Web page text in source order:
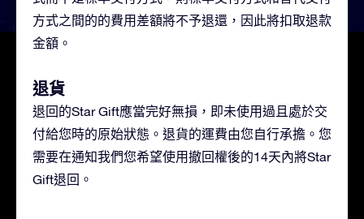
方式之間的的費用差額將不予退還，因此將扣取退款
金額。
退貨
退回的Star Gift應當完好無損，即未使用過且處於交
付給您時的原始狀態。退貨的運費由您自行承擔。您
需要在通知我們您希望使用撤回權後的14天內將Star
Gift退回。